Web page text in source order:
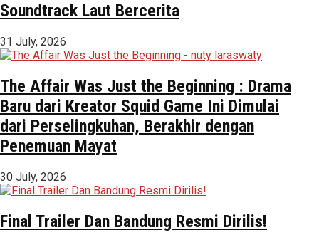
Soundtrack Laut Bercerita
31 July, 2026
The Affair Was Just the Beginning : Drama
Baru dari Kreator Squid Game Ini Dimulai
dari Perselingkuhan, Berakhir dengan
Penemuan Mayat
30 July, 2026
Final Trailer Dan Bandung Resmi Dirilis!